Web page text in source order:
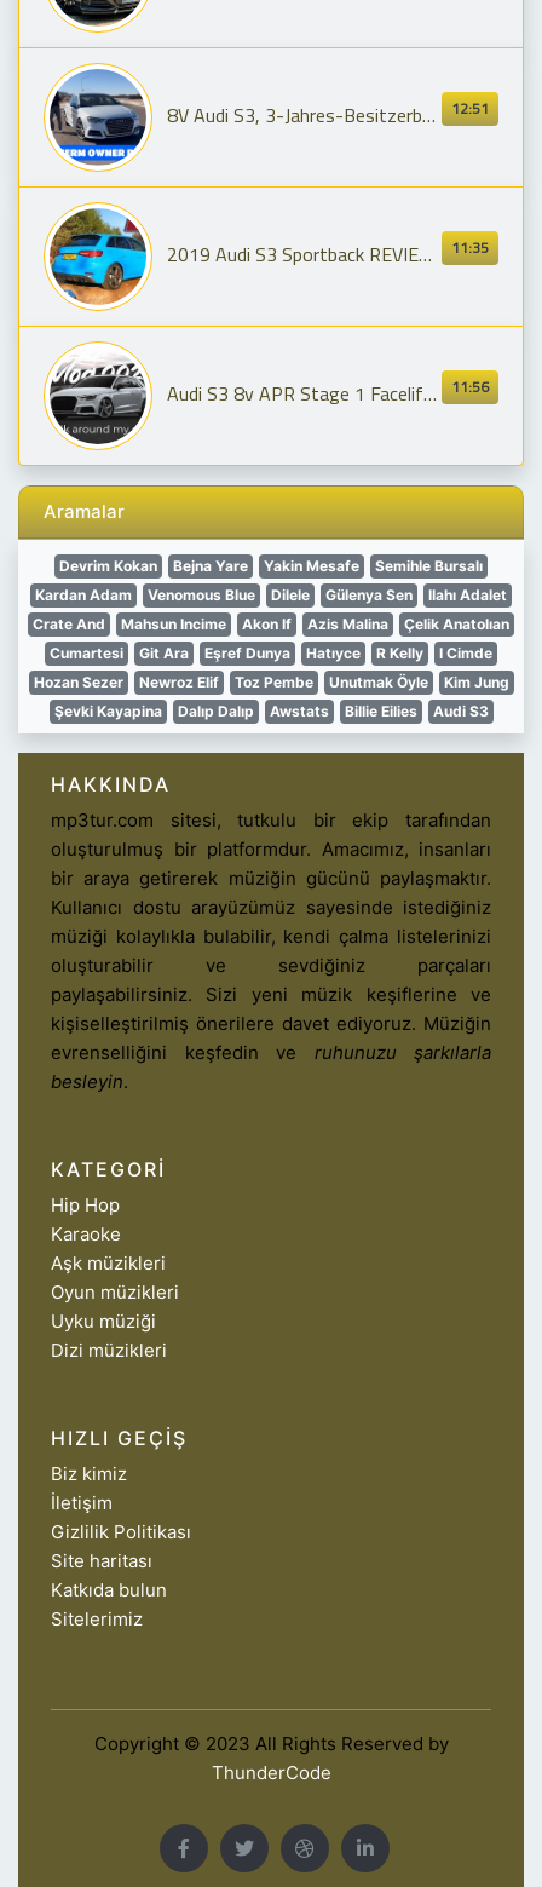
12:51
8V Audi S3, 3-Jahres-Besitzerbericht – Bereue ich es?
11:35
2019 Audi S3 Sportback REVIEW POV Test Drive by AutoTopNL
11:56
Audi S3 8v APR Stage 1 Facelift Black Edition Walkaround
Aramalar
Devrim Kokan Bejna Yare Yakin Mesafe
Semihle Bursalı
Kardan Adam
Venomous Blue Dilele Gülenya Sen
Ilahı Adalet
Crate And
Mahsun Incime Akon If Azis Malina
Çelik Anatolıan
Cumartesi
Git Ara Eşref Dunya Hatıyce R Kelly
I Cimde
Hozan Sezer
Newroz Elif Toz Pembe Unutmak Öyle
Kim Jung
Şevki Kayapina
Dalıp Dalıp Awstats Billie Eilies Audi S3
HAKKINDA
mp3tur.com sitesi, tutkulu bir ekip tarafından
oluşturulmuş bir platformdur. Amacımız, insanları
bir araya getirerek müziğin gücünü paylaşmaktır.
Kullanıcı dostu arayüzümüz sayesinde istediğiniz
müziği kolaylıkla bulabilir, kendi çalma listelerinizi
oluşturabilir ve sevdiğiniz parçaları
paylaşabilirsiniz. Sizi yeni müzik keşiflerine ve
kişiselleştirilmiş önerilere davet ediyoruz. Müziğin
evrenselliğini keşfedin ve ruhunuzu şarkılarla
besleyin.
KATEGORI
Hip Hop
Karaoke
Aşk müzikleri
Oyun müzikleri
Uyku müziği
Dizi müzikleri
HIZLI GEÇIŞ
Biz kimiz
İletişim
Gizlilik Politikası
Site haritası
Katkıda bulun
Sitelerimiz
Copyright © 2023 All Rights Reserved by
ThunderCode